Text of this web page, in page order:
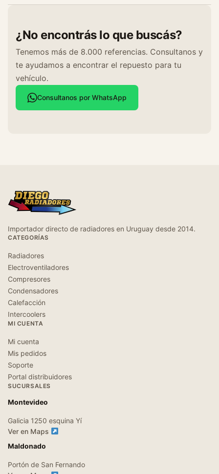
¿No encontrás lo que buscás?
Tenemos más de 8.000 referencias. Consultanos y
te ayudamos a encontrar el repuesto para tu
vehículo.
Consultanos por WhatsApp
Importador directo de radiadores en Uruguay desde 2014.
CATEGORÍAS
Radiadores
Electroventiladores
Compresores
Condensadores
Calefacción
Intercoolers
MI CUENTA
Mi cuenta
Mis pedidos
Soporte
Portal distribuidores
SUCURSALES
Montevideo
Galicia 1250 esquina Yí
Ver en Maps
Maldonado
Portón de San Fernando